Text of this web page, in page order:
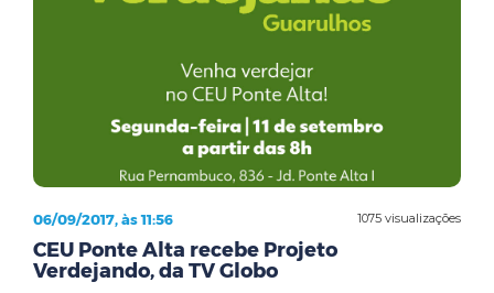
1075 visualizações
06/09/2017, às 11:56
CEU Ponte Alta recebe Projeto
Verdejando, da TV Globo